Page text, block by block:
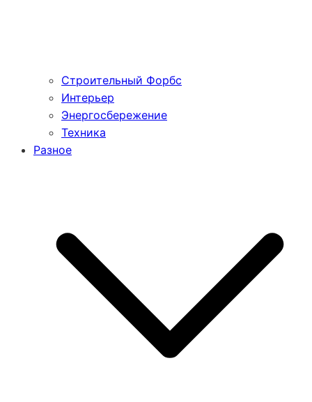
Строительный Форбс
Интерьер
Энергосбережение
Техника
Разное